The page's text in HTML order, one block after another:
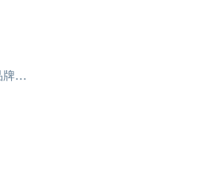
直接變軟綿綿寶寶😆😆
牌